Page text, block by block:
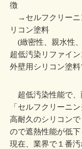
徴
→セルフクリーニ
リコン塗料
(緻密性、親水性
超低汚染リファイ
外壁用シリコン塗料
超低汚染性能で、
「セルフクリーニ
高耐久のシリコン
ので遮熱性能が低下
現在、業界で１番汚